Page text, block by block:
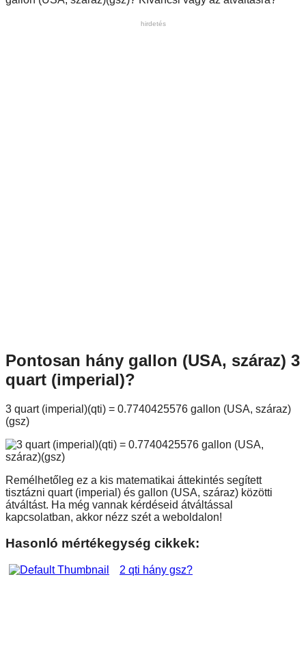
hirdetés
Pontosan hány gallon (USA, száraz) 3
quart (imperial)?
3 quart (imperial)(qti) = 0.7740425576 gallon (USA, száraz)
(gsz)
Remélhetőleg ez a kis matematikai áttekintés segített
tisztázni quart (imperial) és gallon (USA, száraz) közötti
átváltást. Ha még vannak kérdéseid átváltással
kapcsolatban, akkor nézz szét a weboldalon!
Hasonló mértékegység cikkek:
2 qti hány gsz?